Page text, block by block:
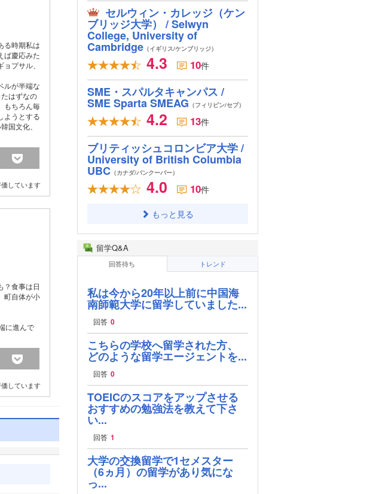
る時期私は
ば慶応みた
プサル、
ルが半端な
はずなの
もちろん毎
ようとする
国文化、
しています
？食事は日
町自体が小
に進んで
しています
セルウィン・カレッジ（ケン
ブリッジ大学） / Selwyn
College, University of
Cambridge（イギリス/ケンブリッジ）
4.3 10件
SME・スパルタキャンパス /
SME Sparta SMEAG （フィリピン/セブ）
4.2 13件
ブリティッシュコロンビア大学 /
University of British Columbia
UBC（カナダ/バンクーバー）
4.0 10件
もっと見る
留学Q&A
回答待ち トレンド
私は今から20年以上前に中国海
南師範大学に留学していました...
回答 0
こちらの学校へ留学された方、
どのような留学エージェントを...
回答 0
TOEICのスコアをアップさせる
おすすめの勉強法を教えて下さ
い...
回答 1
大学の交換留学で1セメスター
（6ヵ月）の留学があり気にな
っ...